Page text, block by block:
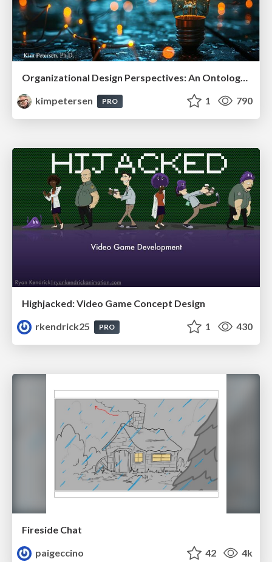
Organizational Design Perspectives: An Ontology of Organizational Design Elements
kimpetersen
PRO 1 790
Highjacked: Video Game Concept Design
rkendrick25
PRO 1 430
Fireside Chat
paigeccino
42 4k